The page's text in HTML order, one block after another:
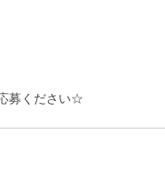
募ください☆